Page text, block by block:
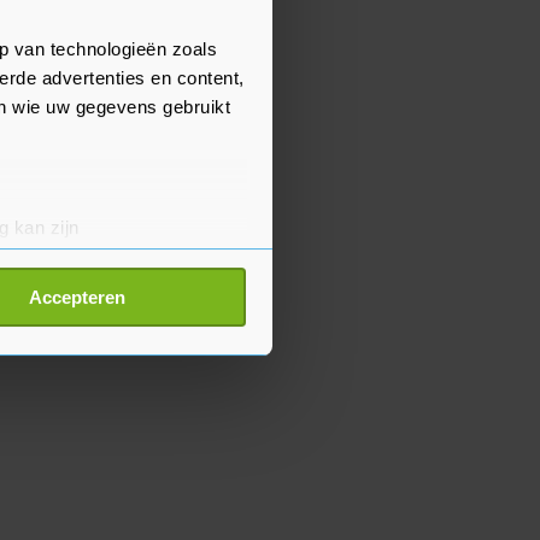
van technologieën zoals
advertenties en content,
wie uw gegevens gebruikt
kan zijn
detailgedeelte
Accepteren